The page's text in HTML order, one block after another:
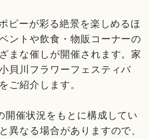
ピーが彩る絶景を楽しめるほ
ントや飲食・物販コーナーの
まな催しが開催されます。家
貝川フラワーフェスティバ
ご紹介します。
開催状況をもとに構成してい
異なる場合がありますので、